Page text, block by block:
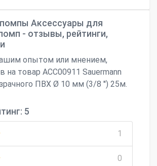
Аксессуары для
- отзывы, рейтинги,
опытом или мнением,
на товар ACC00911 Sauermann
ПВХ Ø 10 мм (3/8 '') 25м.
5
1
0